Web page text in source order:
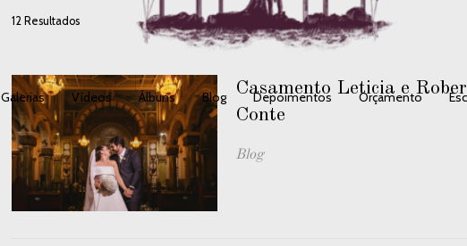
Galerias Vídeos Álbuns Blog Depoimentos Orçamento
12 Resultados
Casamento Leticia e
Conte
Blog